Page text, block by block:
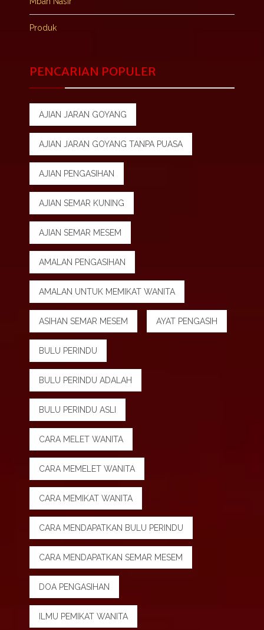
Produk
PENCARIAN POPULER
AJIAN JARAN GOYANG
AJIAN JARAN GOYANG TANPA PUASA
AJIAN PENGASIHAN
AJIAN SEMAR KUNING
AJIAN SEMAR MESEM
AMALAN PENGASIHAN
AMALAN UNTUK MEMIKAT WANITA
ASIHAN SEMAR MESEM AYAT PENGASIH
BULU PERINDU
BULU PERINDU ADALAH
BULU PERINDU ASLI
CARA MELET WANITA
CARA MEMELET WANITA
CARA MEMIKAT WANITA
CARA MENDAPATKAN BULU PERINDU
CARA MENDAPATKAN SEMAR MESEM
DOA PENGASIHAN
ILMU PEMIKAT WANITA